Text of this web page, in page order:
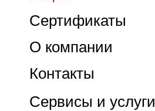
Контакты
О компании
Сертификаты
Сервисы и услуги